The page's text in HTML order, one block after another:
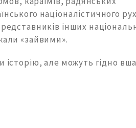
націоналістичного
інших
«зайвими».
історію, але можуть гідно